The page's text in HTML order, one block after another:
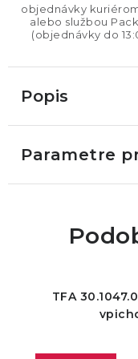
objednávky
alebo službou
(objednávky do
Popis
Parametre
TFA